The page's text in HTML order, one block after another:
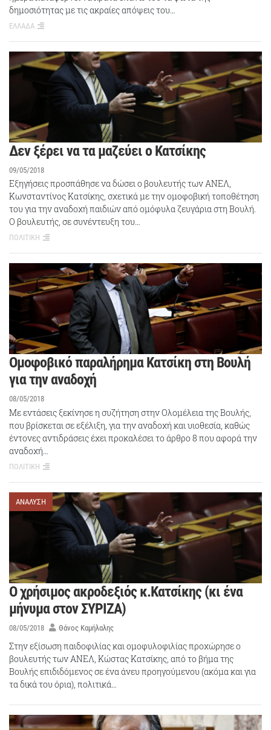
δημοσιότητας με τις ακραίες απόψεις του…
ΕΛΛΑΔΑ
Δεν ξέρει να τα μαζεύει ο Κατσίκης
09/05/2018
Εξηγήσεις προσπάθησε να δώσει ο βουλευτής των ΑΝΕΛ,
Κωνσταντίνος Κατσίκης, σχετικά με την ομοφοβική τοποθέτηση
του για την αναδοχή παιδιών από ομόφυλα ζευγάρια στη Βουλή.
Ο βουλευτής, σε συνέντευξη του…
ΠΟΛΙΤΙΚΗ
Ομοφοβικό παραλήρημα Κατσίκη στη Βουλή
για την αναδοχή
08/05/2018
Με εντάσεις ξεκίνησε η συζήτηση στην Ολομέλεια της Βουλής,
που βρίσκεται σε εξέλιξη, για την αναδοχή και υιοθεσία, καθώς
έντονες αντιδράσεις έχει προκαλέσει το άρθρο 8 που αφορά την
αναδοχή…
ΠΟΛΙΤΙΚΗ
ΑΝΑΛΥΣΗ
Ο χρήσιμος ακροδεξιός κ.Κατσίκης (κι ένα
μήνυμα στον ΣΥΡΙΖΑ)
08/05/2018 Θάνος Καμήλαλης
Στην εξίσωση παιδοφιλίας και ομοφυλοφιλίας προχώρησε ο
βουλευτής των ΑΝΕΛ, Κώστας Κατσίκης, από το βήμα της
Βουλής επιδιδόμενος σε ένα άνευ προηγούμενου (ακόμα και για
τα δικά του όρια), πολιτικά…